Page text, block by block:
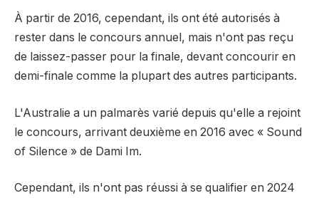
À partir de 2016, cependant, ils ont été autorisés à
rester dans le concours annuel, mais n'ont pas reçu
de laissez-passer pour la finale, devant concourir en
demi-finale comme la plupart des autres participants.
L'Australie a un palmarès varié depuis qu'elle a rejoint
le concours, arrivant deuxième en 2016 avec « Sound
of Silence » de Dami Im.
Cependant, ils n'ont pas réussi à se qualifier en 2024